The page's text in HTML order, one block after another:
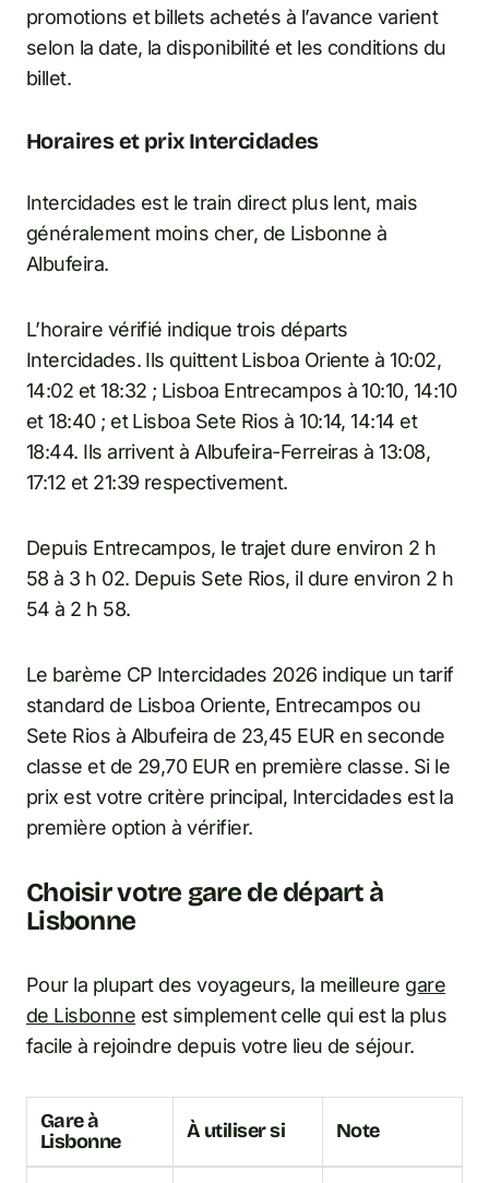
promotions et billets achetés à l’avance varient
selon la date, la disponibilité et les conditions du
billet.
Horaires et prix Intercidades
Intercidades est le train direct plus lent, mais
généralement moins cher, de Lisbonne à
Albufeira.
L’horaire vérifié indique trois départs
Intercidades. Ils quittent Lisboa Oriente à 10:02,
14:02 et 18:32 ; Lisboa Entrecampos à 10:10, 14:10
et 18:40 ; et Lisboa Sete Rios à 10:14, 14:14 et
18:44. Ils arrivent à Albufeira-Ferreiras à 13:08,
17:12 et 21:39 respectivement.
Depuis Entrecampos, le trajet dure environ 2 h
58 à 3 h 02. Depuis Sete Rios, il dure environ 2 h
54 à 2 h 58.
Le barème CP Intercidades 2026 indique un tarif
standard de Lisboa Oriente, Entrecampos ou
Sete Rios à Albufeira de 23,45 EUR en seconde
classe et de 29,70 EUR en première classe. Si le
prix est votre critère principal, Intercidades est la
première option à vérifier.
Choisir votre gare de départ à
Lisbonne
Pour la plupart des voyageurs, la meilleure gare
de Lisbonne est simplement celle qui est la plus
facile à rejoindre depuis votre lieu de séjour.
Gare à
Lisbonne
À utiliser si Note